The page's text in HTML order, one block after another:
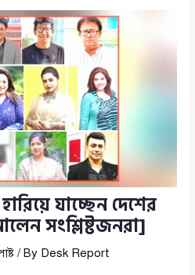
যাচ্ছেন দেশের
সংশ্লিষ্টজনরা]
/ By Desk Report